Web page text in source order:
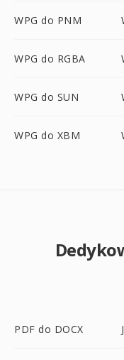
WPG do PNM
WPG do RGBA
WPG do SUN
WPG do XBM
PDF do DOCX